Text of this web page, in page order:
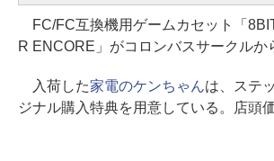
FC/FC互換機用ゲームカセット「
R ENCORE」がコロンバスサークルか
入荷した家電のケンちゃんは、ステ
ジナル購入特典を用意している。店頭